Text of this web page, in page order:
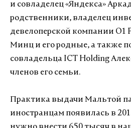
и совладелец «Яндекса»
родственники, владелец
девелоперской компании O1
Минц и его родные, а также
совладельца ICT Holding
членов его семьи.
Практика выдачи Мальтой
иностранцам появилась в